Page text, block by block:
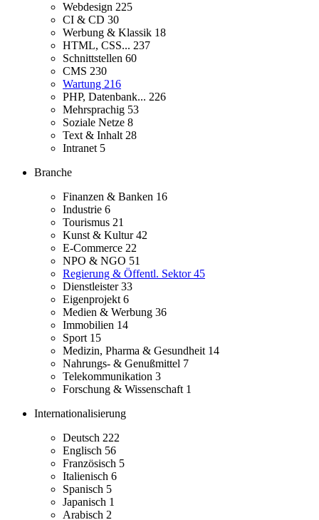
Webdesign 225
CI & CD 30
Werbung & Klassik 18
HTML, CSS... 237
Schnittstellen 60
CMS 230
Wartung 216
PHP, Datenbank... 226
Mehrsprachig 53
Soziale Netze 8
Text & Inhalt 28
Intranet 5
Branche
Finanzen & Banken 16
Industrie 6
Tourismus 21
Kunst & Kultur42
E-Commerce 22
NPO & NGO 51
Regierung & Öffentl. Sektor45
Dienstleister33
Eigenprojekt 6
Medien & Werbung 36
Immobilien 14
Sport 15
Medizin, Pharma & Gesundheit 14
Nahrungs- & Genußmittel 7
Telekommunikation 3
Forschung & Wissenschaft 1
Internationalisierung
Deutsch 222
Englisch 56
Französisch 5
Italienisch 6
Spanisch 5
Japanisch 1
Arabisch 2